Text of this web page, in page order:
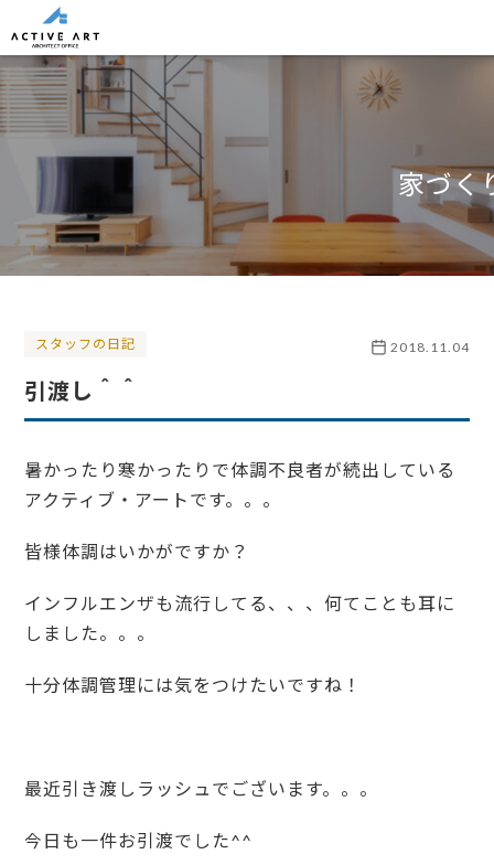
家づく
スタッフの日記 2018.11.04
引渡し＾＾
暑かったり寒かったりで体調不良者が続出している
アクティブ・アートです。。。
皆様体調はいかがですか？
インフルエンザも流行してる、、、何てことも耳に
しました。。。
十分体調管理には気をつけたいですね！
最近引き渡しラッシュでございます。。。
今日も一件お引渡でした^^